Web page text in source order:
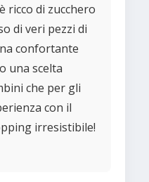
ricco di zucchero
di veri pezzi di
confortante
una scelta
che per gli
con il
irresistibile!